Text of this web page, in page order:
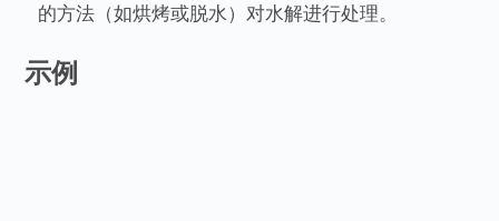
的方法（如烘烤或脱水）对水解进行处理。
示例